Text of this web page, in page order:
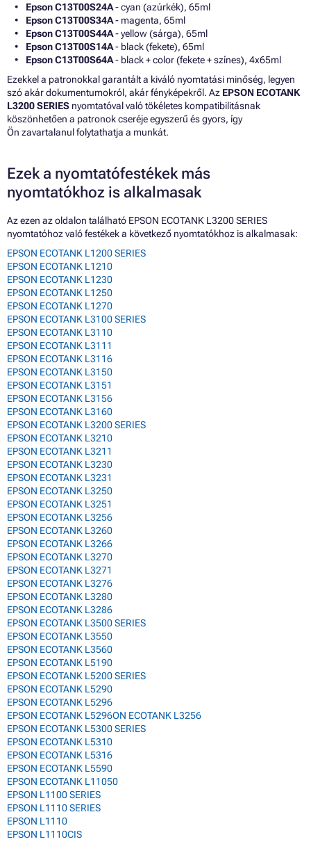
Epson C13T00S24A- cyan (azúrkék), 65ml
Epson C13T00S34A- magenta, 65ml
Epson C13T00S44A- yellow (sárga), 65ml
Epson C13T00S14A- black (fekete), 65ml
Epson C13T00S64A- black + color (fekete + színes), 4x65ml
Ezekkel a patronokkal garantált a kiváló nyomtatási minőség, legyen
szó akár dokumentumokról, akár fényképekről. Az EPSON ECOTANK
L3200 SERIES nyomtatóval való tökéletes kompatibilitásnak
köszönhetően a patronok cseréje egyszerű és gyors, így
Ön zavartalanul folytathatja a munkát.
Ezek a nyomtatófestékek más
nyomtatókhoz is alkalmasak
Az ezen az oldalon található EPSON ECOTANK L3200 SERIES
nyomtatóhoz való festékek a következő nyomtatókhoz is alkalmasak:
EPSON ECOTANK L1200 SERIES
EPSON ECOTANK L1210
EPSON ECOTANK L1230
EPSON ECOTANK L1250
EPSON ECOTANK L1270
EPSON ECOTANK L3100 SERIES
EPSON ECOTANK L3110
EPSON ECOTANK L3111
EPSON ECOTANK L3116
EPSON ECOTANK L3150
EPSON ECOTANK L3151
EPSON ECOTANK L3156
EPSON ECOTANK L3160
EPSON ECOTANK L3200 SERIES
EPSON ECOTANK L3210
EPSON ECOTANK L3211
EPSON ECOTANK L3230
EPSON ECOTANK L3231
EPSON ECOTANK L3250
EPSON ECOTANK L3251
EPSON ECOTANK L3256
EPSON ECOTANK L3260
EPSON ECOTANK L3266
EPSON ECOTANK L3270
EPSON ECOTANK L3271
EPSON ECOTANK L3276
EPSON ECOTANK L3280
EPSON ECOTANK L3286
EPSON ECOTANK L3500 SERIES
EPSON ECOTANK L3550
EPSON ECOTANK L3560
EPSON ECOTANK L5190
EPSON ECOTANK L5200 SERIES
EPSON ECOTANK L5290
EPSON ECOTANK L5296
EPSON ECOTANK L5296ON ECOTANK L3256
EPSON ECOTANK L5300 SERIES
EPSON ECOTANK L5310
EPSON ECOTANK L5316
EPSON ECOTANK L5590
EPSON ECOTANK L11050
EPSON L1100 SERIES
EPSON L1110 SERIES
EPSON L1110
EPSON L1110CIS